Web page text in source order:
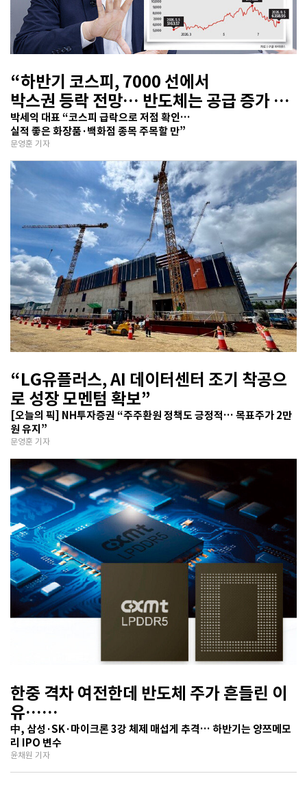
“하반기 코스피, 7000 선에서
박스권 등락 전망… 반도체는 공급 증가 선
반영 주시해야”
박세익 대표 “코스피 급락으로 저점 확인…
실적 좋은 화장품·백화점 종목 주목할 만”
문영훈 기자
“LG유플러스, AI 데이터센터 조기 착공으
로 성장 모멘텀 확보”
[오늘의 픽] NH투자증권 “주주환원 정책도 긍정적… 목표주가 2만
원 유지”
문영훈 기자
한중 격차 여전한데 반도체 주가 흔들린 이
유…
기술보다 무서운 ‘과점 균열’ 공포
中, 삼성·SK·마이크론 3강 체제 매섭게 추격… 하반기는 양쯔메모
리 IPO 변수
윤채원 기자